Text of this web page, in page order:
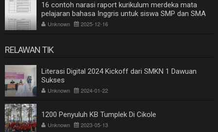
16 contoh narasi raport kurikulum merdeka mata
pelajaran bahasa Inggris untuk siswa SMP dan SMA
Unknown 2025-12-16
RELAWAN TIK
Literasi Digital 2024 Kickoff dari SMKN 1 Dawuan
Sukses
Unknown 2024-01-22
1200 Penyuluh KB Tumplek Di Cikole
Unknown 2023-05-13